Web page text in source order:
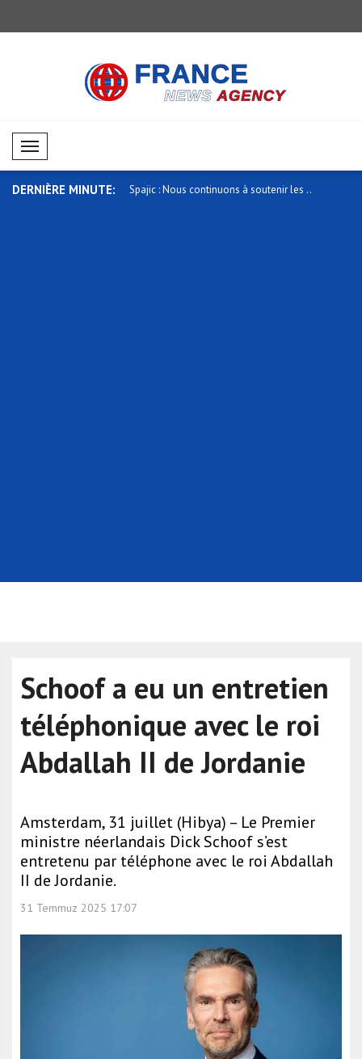
Mobil Menü
DERNIÈRE MINUTE:
..Spajic : Nous continuons à soutenir les ..Trump : Les auteurs des fuites sont
Schoof a eu un entretien
téléphonique avec le roi
Abdallah II de Jordanie
Amsterdam, 31 juillet (Hibya) – Le Premier
ministre néerlandais Dick Schoof s’est
entretenu par téléphone avec le roi Abdallah
II de Jordanie.
31 Temmuz 2025 17:07